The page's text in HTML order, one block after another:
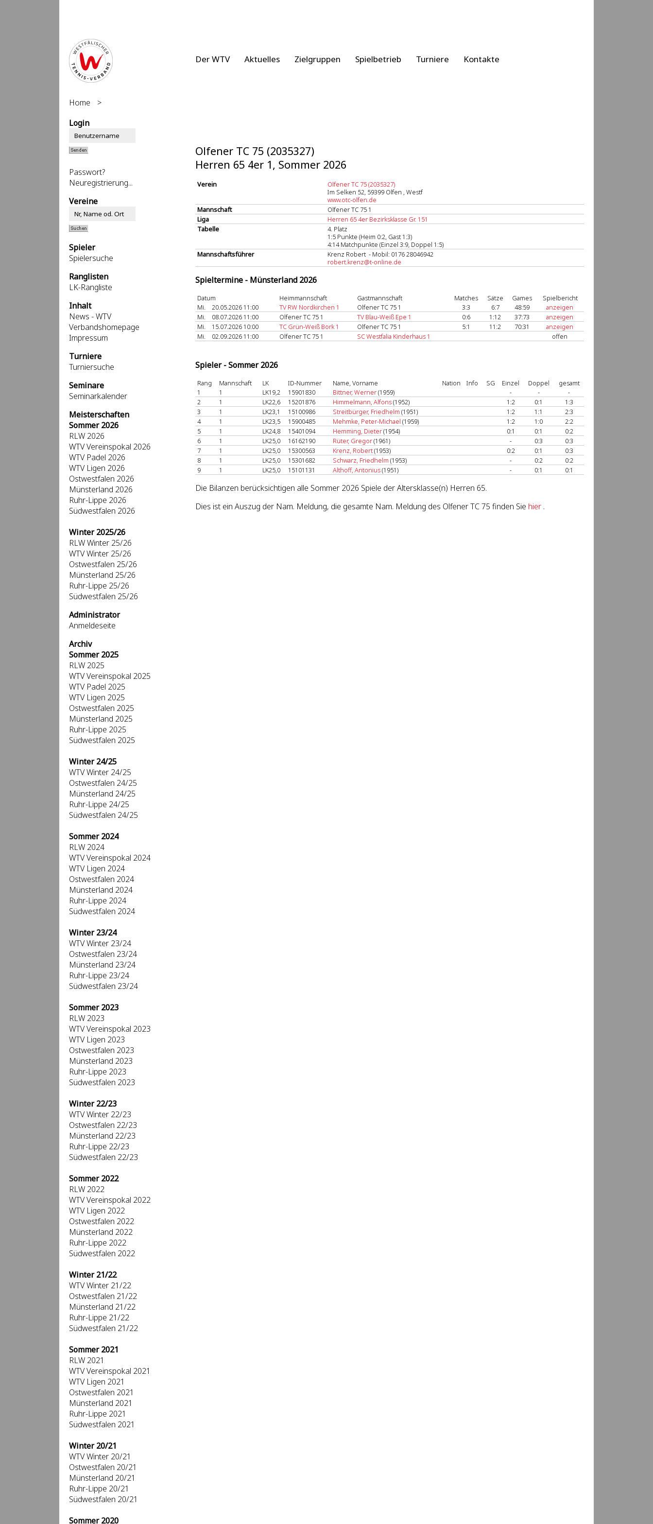
Der WTV Aktuelles Zielgruppen Spielbetrieb Turniere Kontakte
Home
>
Login
Passwort?
Neuregistrierung...
Vereine
Spieler
Spielersuche
Ranglisten
LK-Rangliste
Inhalt
News - WTV
Verbandshomepage
Impressum
Turniere
Turniersuche
Seminare
Seminarkalender
Meisterschaften
Sommer 2026
RLW 2026
WTV Vereinspokal 2026
WTV Padel 2026
WTV Ligen 2026
Ostwestfalen 2026
Münsterland 2026
Ruhr-Lippe 2026
Südwestfalen 2026
Winter 2025/26
RLW Winter 25/26
WTV Winter 25/26
Ostwestfalen 25/26
Münsterland 25/26
Ruhr-Lippe 25/26
Südwestfalen 25/26
Administrator
Anmeldeseite
Archiv
Sommer 2025
RLW 2025
WTV Vereinspokal 2025
WTV Padel 2025
WTV Ligen 2025
Ostwestfalen 2025
Münsterland 2025
Ruhr-Lippe 2025
Südwestfalen 2025
Winter 24/25
WTV Winter 24/25
Ostwestfalen 24/25
Münsterland 24/25
Ruhr-Lippe 24/25
Südwestfalen 24/25
Sommer 2024
RLW 2024
WTV Vereinspokal 2024
WTV Ligen 2024
Ostwestfalen 2024
Münsterland 2024
Ruhr-Lippe 2024
Südwestfalen 2024
Winter 23/24
WTV Winter 23/24
Ostwestfalen 23/24
Münsterland 23/24
Ruhr-Lippe 23/24
Südwestfalen 23/24
Sommer 2023
RLW 2023
WTV Vereinspokal 2023
WTV Ligen 2023
Ostwestfalen 2023
Münsterland 2023
Ruhr-Lippe 2023
Südwestfalen 2023
Winter 22/23
WTV Winter 22/23
Ostwestfalen 22/23
Münsterland 22/23
Ruhr-Lippe 22/23
Südwestfalen 22/23
Sommer 2022
RLW 2022
WTV Vereinspokal 2022
WTV Ligen 2022
Ostwestfalen 2022
Münsterland 2022
Ruhr-Lippe 2022
Südwestfalen 2022
Winter 21/22
WTV Winter 21/22
Ostwestfalen 21/22
Münsterland 21/22
Ruhr-Lippe 21/22
Südwestfalen 21/22
Sommer 2021
RLW 2021
WTV Vereinspokal 2021
WTV Ligen 2021
Ostwestfalen 2021
Münsterland 2021
Ruhr-Lippe 2021
Südwestfalen 2021
Winter 20/21
WTV Winter 20/21
Ostwestfalen 20/21
Münsterland 20/21
Ruhr-Lippe 20/21
Südwestfalen 20/21
Sommer 2020
Olfener TC 75 (2035327)
Herren 65 4er 1, Sommer 2026
Verein
Olfener TC 75 (2035327)
Im Selken 52, 59399 Olfen , Westf
www.otc-olfen.de
Mannschaft
Olfener TC 75 1
Liga
Herren 65 4er Bezirksklasse Gr. 151
Tabelle
4. Platz
1:5 Punkte (Heim 0:2, Gast 1:3)
4:14 Matchpunkte (Einzel 3:9, Doppel 1:5)
Mannschaftsführer
Krenz Robert - Mobil: 0176 28046942
robert.krenz@t-online.de
Spieltermine - Münsterland 2026
Datum Heimmannschaft Gastmannschaft Matches Sätze Games
Spielbericht
Mi.
20.05.2026 11:00 TV RW Nordkirchen 1 Olfener TC 75 1 3:3 6:7 48:59
anzeigen
Mi.
08.07.2026 11:00 Olfener TC 75 1 TV Blau-Weiß Epe 1 0:6 1:12 37:73
anzeigen
Mi.
15.07.2026 10:00 TC Grün-Weiß Bork 1 Olfener TC 75 1 5:1 11:2 70:31
anzeigen
Mi.
02.09.2026 11:00 Olfener TC 75 1 SC Westfalia Kinderhaus 1 offen
Spieler - Sommer 2026
Rang Mannschaft LK ID-Nummer Name, Vorname Nation Info SG Einzel Doppel
gesamt
1
1 LK19,2 15901830 Bittner, Werner(1959) - -
-
2
1 LK22,6 15201876 Himmelmann, Alfons(1952) 1:2 0:1
1:3
3
1 LK23,1 15100986 Streitbürger, Friedhelm (1951) 1:2 1:1
2:3
4
1 LK23,5 15900485 Mehmke, Peter-Michael (1959) 1:2 1:0
2:2
5
1 LK24,8 15401094 Hemming, Dieter(1954) 0:1 0:1
0:2
6
1 LK25,0 16162190 Rüter, Gregor(1961) - 0:3
0:3
7
1 LK25,0 15300563 Krenz, Robert(1953) 0:2 0:1
0:3
8
1 LK25,0 15301682 Schwarz, Friedhelm (1953) - 0:2
0:2
9
1 LK25,0 15101131 Althoff, Antonius(1951) - 0:1 0:1
Die Bilanzen berücksichtigen alle Sommer 2026 Spiele der Altersklasse(n) Herren 65.
Dies ist ein Auszug der Nam. Meldung, die gesamte Nam. Meldung des Olfener TC 75 finden Sie hier .